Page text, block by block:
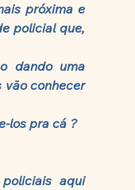
próxima e
policial que,
dando uma
vão conhecer
los pra cá ?
aqui